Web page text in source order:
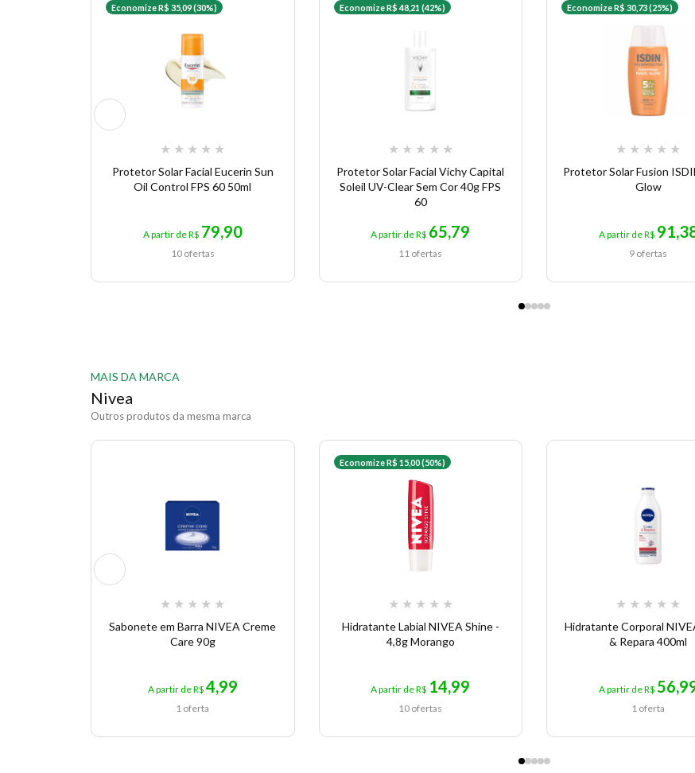
Economize R$ 35,09 (30%)
★ ★ ★ ★ ★
Protetor Solar Facial Eucerin Sun
Oil Control FPS 60 50ml
A partir de R$ 79,90
10 ofertas
Economize R$ 48,21 (42%)
★ ★ ★ ★ ★
Protetor Solar Facial Vichy Capital
Soleil UV-Clear Sem Cor 40g FPS
60
A partir de R$ 65,79
11 ofertas
Economize R$ 30,73 (25%)
★ ★ ★ ★ ★
Protetor Solar Fusion
Glow
A partir de R$
9 ofertas
MAIS DA MARCA
Nivea
Outros produtos da mesma marca
★ ★ ★ ★ ★
Sabonete em Barra NIVEA Creme
Care 90g
A partir de R$ 4,99
1 oferta
Economize R$ 15,00 (50%)
★ ★ ★ ★ ★
Hidratante Labial NIVEA Shine -
4,8g Morango
A partir de R$ 14,99
10 ofertas
★ ★ ★ ★ ★
Hidratante Corporal
& Repara 400ml
A partir de R$
1 oferta